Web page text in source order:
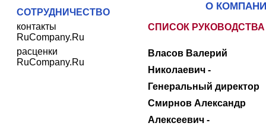
СОТРУДНИЧЕСТВО
контакты
RuCompany.Ru
расценки
RuCompany.Ru
О
СПИСОК РУКОВОДСТВА
Власов Валерий
Николаевич -
Генеральный директор
Смирнов Александр
Алексеевич -